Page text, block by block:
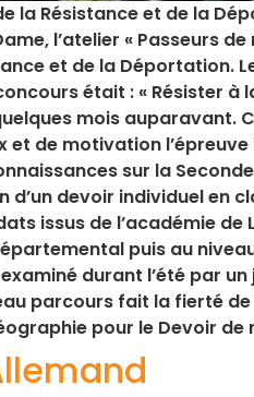
la Résistance et de la
l’atelier « Passeurs
et de la Déportation.
était : « Résister à
mois auparavant.
et de motivation
sur la
d’un devoir individuel en
issus de l’académie
puis au
durant l’été par
parcours fait la fierté de
pour le Devoir de